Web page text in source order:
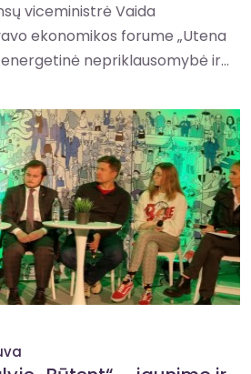
viceministrė Vaida
ekonomikos forume „Utena
energetinė nepriklausomybė ir...